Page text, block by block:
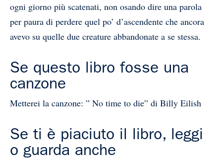
ogni giorno più scatenati, non osando dire una parola
per paura di perdere quel po’ d’ascendente che ancora
avevo su quelle due creature abbandonate a se stessa.
Se questo libro fosse una
canzone
Metterei la canzone: ” No time to die” di Billy Eilish
Se ti è piaciuto il libro, leggi
o guarda anche